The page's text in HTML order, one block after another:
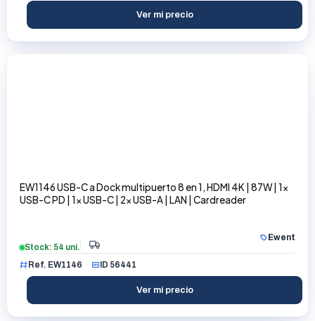
Ver mi precio
EW1146 USB-C a Dock multipuerto 8 en 1, HDMI 4K | 87W | 1x
USB-C PD | 1x USB-C | 2x USB-A | LAN | Cardreader
Ewent
Stock: 54 uni.
Ref. EW1146
ID 56441
Ver mi precio